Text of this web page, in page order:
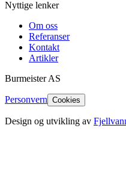
Nyttige lenker
Om oss
Referanser
Kontakt
Artikler
BurmeisterAS
Personvern Cookies
Design og utvikling av